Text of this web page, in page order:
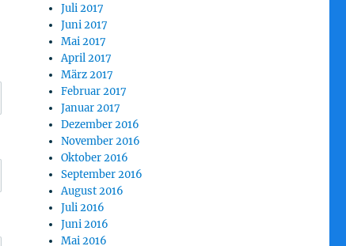
Juli 2017
Juni 2017
Mai 2017
April 2017
März 2017
Februar 2017
Januar 2017
Dezember 2016
November 2016
Oktober 2016
September 2016
August 2016
Juli 2016
Juni 2016
Mai 2016